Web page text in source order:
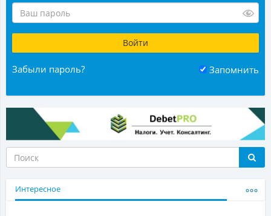
Забыли пароль? Запомнить
Интересное